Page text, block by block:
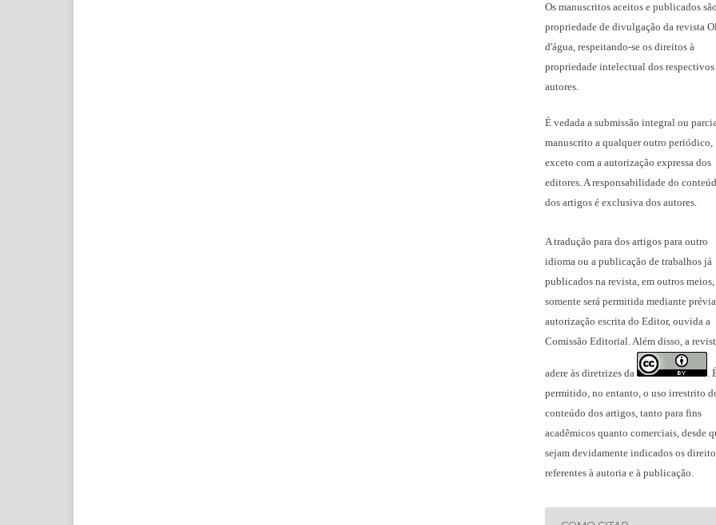
Os manuscritos aceitos e publicados
propriedade de divulgação da revista
d'água, respeitando-se os direitos à
propriedade intelectual dos respectivos
autores.
É vedada a submissão integral ou
manuscrito a qualquer outro periódico,
exceto com a autorização expressa dos
editores. A responsabilidade do
dos artigos é exclusiva dos autores.
A tradução para dos artigos para outro
idioma ou a publicação de trabalhos já
publicados na revista, em outros meios,
somente será permitida mediante prévia
autorização escrita do Editor, ouvida a
Comissão Editorial. Além disso, a
adere às diretrizes da
permitido, no entanto, o uso irrestrito
conteúdo dos artigos, tanto para fins
acadêmicos quanto comerciais, desde
sejam devidamente indicados os
referentes à autoria e à publicação.